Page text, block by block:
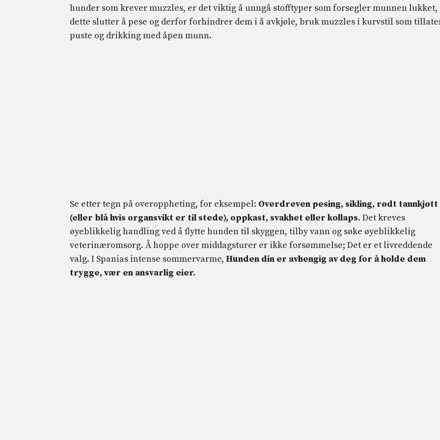
hunder som krever muzzles, er det viktig å unngå stofftyper som forsegler munnen lukket,
dette slutter å pese og derfor forhindrer dem i å avkjøle, bruk muzzles i kurvstil som
puste og drikking med åpen munn.
Se etter tegn på overoppheting, for eksempel: Overdreven pesing, sikling, rødt tannkjøtt
(eller blå hvis organsvikt er til stede), oppkast, svakhet eller kollaps. Det kreves
øyeblikkelig handling ved å flytte hunden til skyggen, tilby vann og søke øyeblikkelig
veterinæromsorg. Å hoppe over middagsturer er ikke forsømmelse; Det er et livreddende
valg. I Spanias intense sommervarme, Hunden din er avhengig av deg for å holde dem
trygge, vær en ansvarlig eier.